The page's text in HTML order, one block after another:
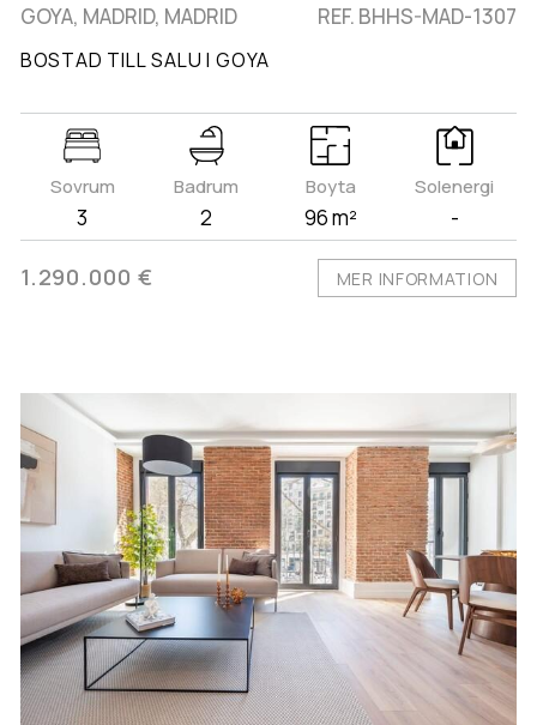
GOYA, MADRID, MADRID REF. BHHS-MAD-1307
BOSTAD TILL SALU I GOYA
Sovrum
3
Badrum
2
Boyta
96 m²
Solenergi
-
1.290.000 € MER INFORMATION